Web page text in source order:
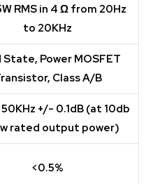
RMS in 4 Ω from 20Hz
to 20KHz
State, Power MOSFET
Class A/B
50KHz +/- 0.1dB (at 10db
rated output power)
<0.5%